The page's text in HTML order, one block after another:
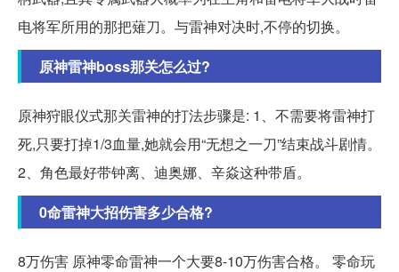
电将军所用的那把薙刀。与雷神对决时,不停的切换。
原神雷神boss那关怎么过?
原神狩眼仪式那关雷神的打法步骤是: 1、不需要将雷神打
死,只要打掉1/3血量,她就会用“无想之一刀”结束战斗剧情。
2、角色最好带钟离、迪奥娜、辛焱这种带盾。
0命雷神大招伤害多少合格?
8万伤害 原神零命雷神一个大要8-10万伤害合格。 零命玩